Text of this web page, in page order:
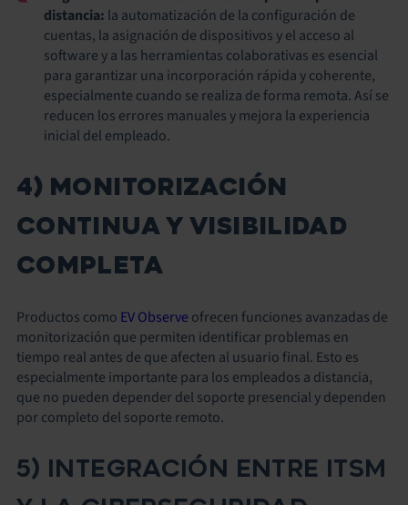
distancia: la automatización de la configuración de
cuentas, la asignación de dispositivos y el acceso al
software y a las herramientas colaborativas es esencial
para garantizar una incorporación rápida y coherente,
especialmente cuando se realiza de forma remota. Así se
reducen los errores manuales y mejora la experiencia
inicial del empleado.
4) MONITORIZACIÓN
CONTINUA Y VISIBILIDAD
COMPLETA
Productos como EV Observe ofrecen funciones avanzadas de
monitorización que permiten identificar problemas en
tiempo real antes de que afecten al usuario final. Esto es
especialmente importante para los empleados a distancia,
que no pueden depender del soporte presencial y dependen
por completo del soporte remoto.
5) INTEGRACIÓN ENTRE ITSM